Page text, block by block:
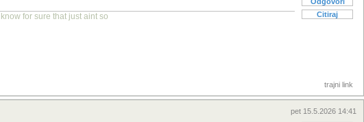
Citiraj
for sure that just aint so
trajni link
pet 15.5.2026 14:41